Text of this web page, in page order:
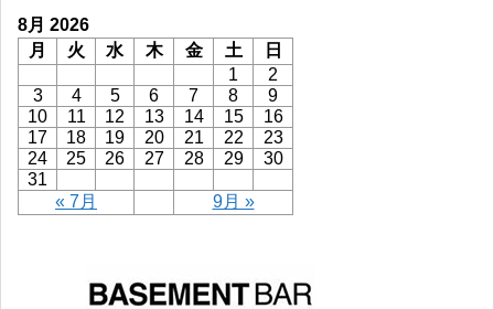
8月 2026
月
火 水 木 金 土
日
1
2
3
4 5 6 7 8
9
10
11 12 13 14 15
16
17
18 19 20 21 22
23
24
25 26 27 28 29
30
31
« 7月
9月 »